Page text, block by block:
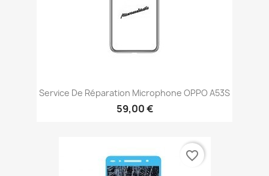
Service De Réparation Microphone OPPO A53S
59,00 €
favorite_border